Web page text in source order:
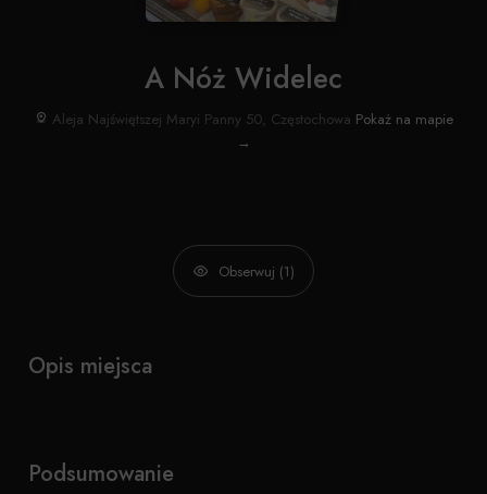
A Nóż Widelec
Aleja Najświętszej Maryi Panny 50, Częstochowa Pokaż na mapie
→
Obserwuj (1)
Opis miejsca
Podsumowanie